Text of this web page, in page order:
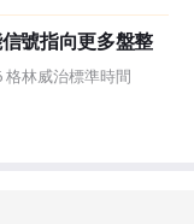
號指向更多盤整
格林威治標準時間